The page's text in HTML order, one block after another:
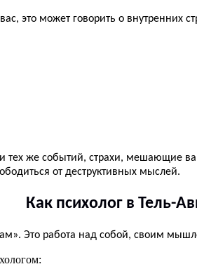
это может говорить о внутренних
же событий, страхи, мешающие
от деструктивных мыслей.
Как психолог в Тель-
Это работа над собой, своим